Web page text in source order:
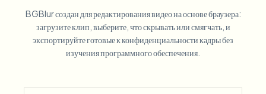
BGBlur создан для редактирования видео на основе браузера:
загрузите клип, выберите, что скрывать или смягчать, и
экспортируйте готовые к конфиденциальности кадры без
изучения программного обеспечения.